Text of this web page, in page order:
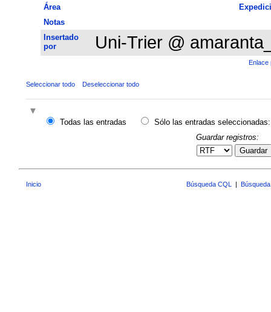
Área
Notas
Insertado
por
Uni-Trier @
Enlace
Seleccionar todo Deseleccionar todo
Todas las entradas
Sólo las entradas seleccionadas:
Guardar registros:
Guardar
Inicio Búsqueda CQL